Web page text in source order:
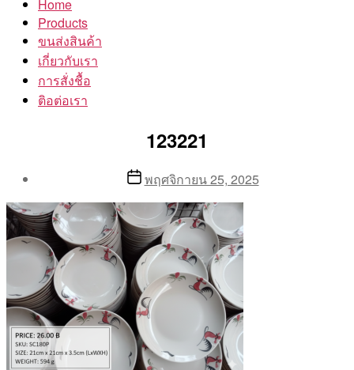
Home
Products
ขนส่งสินค้า
เกี่ยวกับเรา
การสั่งชื้อ
ติอต่อเรา
123221
By
Aea
Postพฤศจิกายน 25, 2025